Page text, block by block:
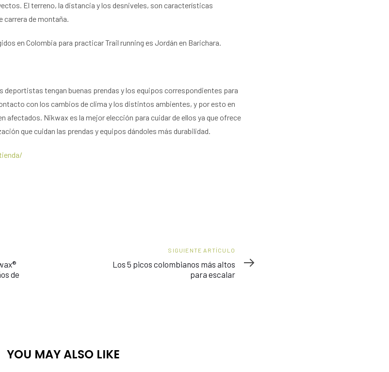
El terreno, la distancia y los desniveles, son características
carrera de montaña.
en Colombia para practicar Trail running es Jordán en Barichara.
deportistas tengan buenas prendas y los equipos correspondientes para
con los cambios de clima y los distintos ambientes, y por esto en
afectados. Nikwax es la mejor elección para cuidar de ellos ya que ofrece
que cuidan las prendas y equipos dándoles más durabilidad.
de
artículo
SIGUIENTE ARTÍCULO
Los 5 picos colombianos más altos
para escalar
YOU MAY ALSO LIKE